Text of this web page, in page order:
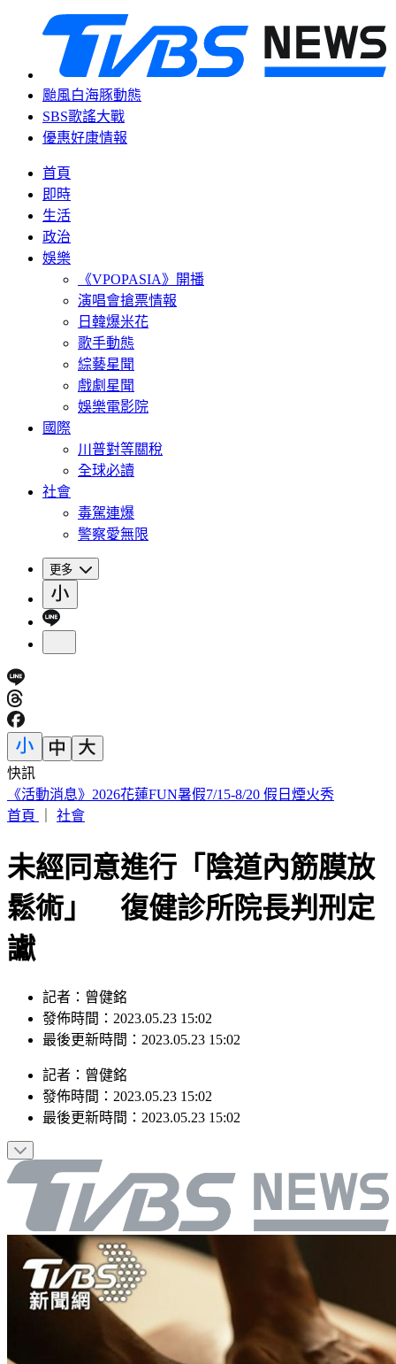
颱風白海豚動態
SBS歌謠大戰
優惠好康情報
首頁
即時
生活
政治
娛樂
《VPOPASIA》開播
演唱會搶票情報
日韓爆米花
歌手動態
綜藝星聞
戲劇星聞
娛樂電影院
國際
川普對等關稅
全球必讀
社會
毒駕連爆
警察愛無限
更多
快訊
印度女與兄大吵後暴走！ 竟朝9月大姪子嘴裡「猛灌強力
膠」
未經同意進行「陰道內筋膜放
鬆術」 復健診所院長判刑定
讞
記者：曾健銘
發佈時間：2023.05.23 15:02
記者：曾健銘
發佈時間：2023.05.23 15:02